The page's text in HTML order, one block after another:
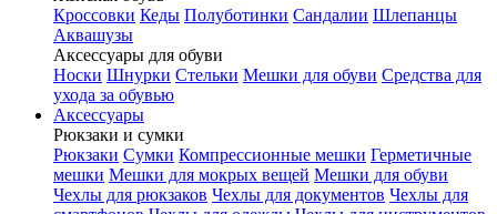
Кроссовки Кеды Полуботинки Сандалии Шлепанцы
Аквашузы
Аксессуары для обуви
Носки Шнурки Стельки Мешки для обуви Средства для
ухода за обувью
Аксессуары
Рюкзаки и сумки
Рюкзаки Сумки Компрессионные мешки Герметичные
мешки Мешки для мокрых вещей Мешки для обуви
Чехлы для рюкзаков Чехлы для документов Чехлы для